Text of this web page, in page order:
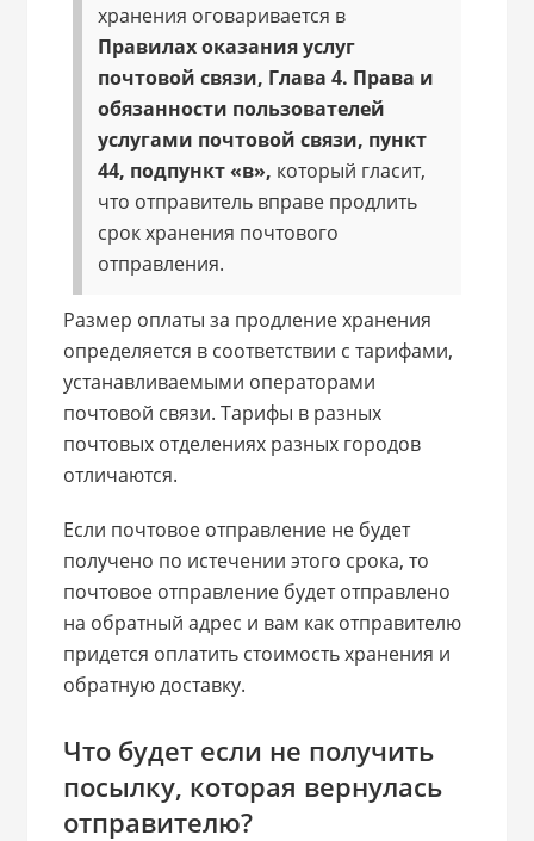
хранения оговаривается в
Правилах оказания услуг
почтовой связи, Глава 4. Права и
обязанности пользователей
услугами почтовой связи, пункт
44, подпункт «в», который гласит,
что отправитель вправе продлить
срок хранения почтового
отправления.
Размер оплаты за продление хранения
определяется в соответствии с тарифами,
устанавливаемыми операторами
почтовой связи. Тарифы в разных
почтовых отделениях разных городов
отличаются.
Если почтовое отправление не будет
получено по истечении этого срока, то
почтовое отправление будет отправлено
на обратный адрес и вам как отправителю
придется оплатить стоимость хранения и
обратную доставку.
Что будет если не получить
посылку, которая вернулась
отправителю?